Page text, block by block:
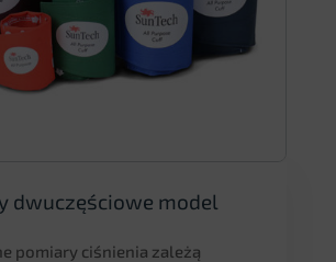
dwuczęściowe model
pomiary ciśnienia zależą